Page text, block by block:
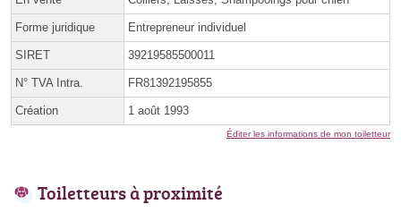
Forme juridique Entrepreneur individuel
SIRET 39219585500011
N° TVA Intra. FR81392195855
Création 1 août 1993
Éditer les informations de mon toiletteur
Toiletteurs à proximité